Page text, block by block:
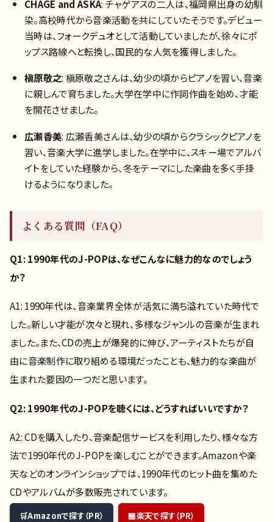
CHAGE and ASKA: チャゲアスの二人は、福岡県出身の幼馴
染。高校時代から音楽活動を共にしていたそうです。デビュー
当時は、フォークデュオとして活動していましたが、徐々にポ
ップス路線へと転換し、国民的な人気を獲得しました。
槇原敬之: 槇原敬之さんは、幼少の頃からピアノを習い、音楽
に親しんで育ちました。大学在学中に作詞作曲を始め、才能
を開花させました。
広瀬香美: 広瀬香美さんは、幼少の頃からクラシックピアノを
習い、音楽大学に進学しました。在学中に、スキー場でアルバ
イトをしていた経験から、冬をテーマにした楽曲を多く手掛
けるようになりました。
よくある質問（FAQ）
Q1: 1990年代のJ-POPは、なぜこんなに魅力的なのでしょう
か？
A1: 1990年代は、音楽業界全体が活気に満ち溢れていた時代で
した。新しい才能が次々と現れ、多様なジャンルの音楽が生まれ
ました。また、CDの売上が爆発的に伸び、アーティストたちが自
由に音楽制作に取り組める環境だったことも、魅力的な楽曲が
生まれた要因の一つだと思います。
Q2: 1990年代のJ-POPを聴くには、どうすればいいですか？
A2: CDを購入したり、音楽配信サービスを利用したり、様々な方
法で1990年代のJ-POPを楽しむことができます。Amazonや楽
天などのオンラインショップでは、1990年代のヒット曲を集めた
CDやアルバムが多数販売されています。
Amazonで探す（PR） 楽天で探す（PR）